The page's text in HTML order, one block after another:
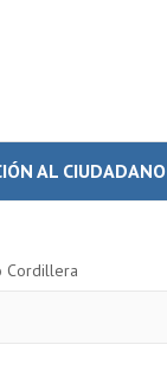
AL CIUDADANO
Cordillera